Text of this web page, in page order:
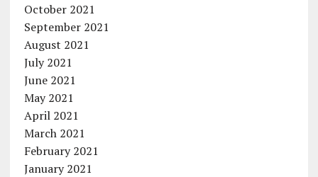
October 2021
September 2021
August 2021
July 2021
June 2021
May 2021
April 2021
March 2021
February 2021
January 2021